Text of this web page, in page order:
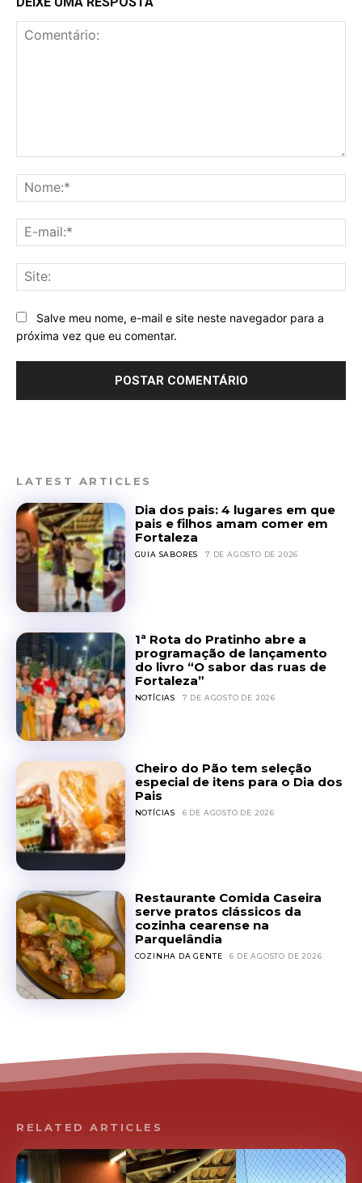
Salve meu nome, e-mail e site neste navegador para a
próxima vez que eu comentar.
LATEST ARTICLES
Dia dos pais: 4 lugares em que
pais e filhos amam comer em
Fortaleza
GUIA SABORES 7 DE AGOSTO DE 2026
1ª Rota do Pratinho abre a
programação de lançamento
do livro “O sabor das ruas de
Fortaleza”
NOTÍCIAS 7 DE AGOSTO DE 2026
Cheiro do Pão tem seleção
especial de itens para o Dia dos
Pais
NOTÍCIAS 6 DE AGOSTO DE 2026
Restaurante Comida Caseira
serve pratos clássicos da
cozinha cearense na
Parquelândia
COZINHA DA GENTE 6 DE AGOSTO DE 2026
RELATED ARTICLES